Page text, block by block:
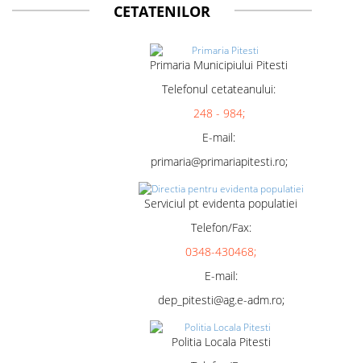
CETATENILOR
Primaria Municipiului Pitesti
Telefonul cetateanului:
248 - 984;
E-mail:
primaria@primariapitesti.ro;
Serviciul pt evidenta populatiei
Telefon/Fax:
0348-430468;
E-mail:
dep_pitesti@ag.e-adm.ro;
Politia Locala Pitesti